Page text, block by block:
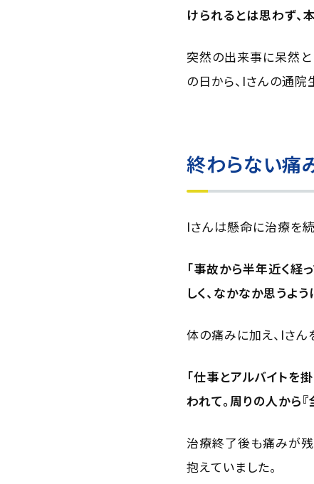
けられるとは思わず、
突然の出来事に呆然と
の日から、Iさんの通院
終わらない痛
Iさんは懸命に治療を
「事故から半年近く経
しく、なかなか思うよ
体の痛みに加え、Iさ
「仕事とアルバイトを
われて。周りの人から
治療終了後も痛みが残
抱えていました。